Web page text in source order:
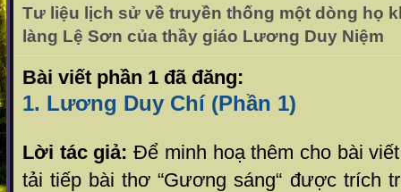
Tư liệu lịch sử về truyền thống một dòng họ
làng Lệ Sơn của thầy giáo Lương Duy Niệm
Bài viết phần 1 đã đăng:
1. Lương Duy Chí (Phần 1)
Lời tác giả: Để minh hoạ thêm cho bài
tải tiếp bài thơ “Gương sáng“ được trích